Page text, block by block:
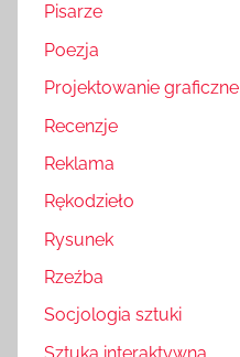
Pisarze
Poezja
Projektowanie graficzne
Recenzje
Reklama
Rękodzieło
Rysunek
Rzeźba
Socjologia sztuki